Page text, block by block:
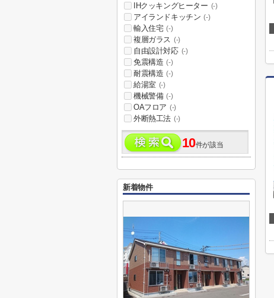
IHクッキングヒーター (-)
アイランドキッチン (-)
輸入住宅 (-)
複層ガラス (-)
自由設計対応 (-)
免震構造 (-)
耐震構造 (-)
給湯室 (-)
機械警備 (-)
OAフロア (-)
外断熱工法 (-)
10件が該当
新着物件